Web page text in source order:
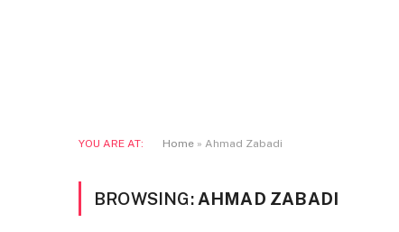
YOU ARE AT: Home » Ahmad Zabadi
BROWSING: AHMAD ZABADI